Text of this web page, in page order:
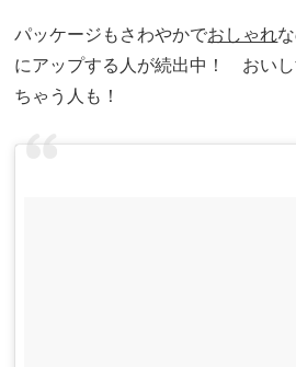
パッケージもさわやかでおしゃれ
にアップする人が続出中！ おい
ちゃう人も！